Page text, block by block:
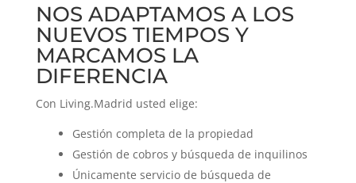
NOS ADAPTAMOS A LOS
NUEVOS TIEMPOS Y
MARCAMOS LA
DIFERENCIA
Con Living.Madrid usted elige:
Gestión completa de la propiedad
Gestión de cobros y búsqueda de inquilinos
Únicamente servicio de búsqueda de